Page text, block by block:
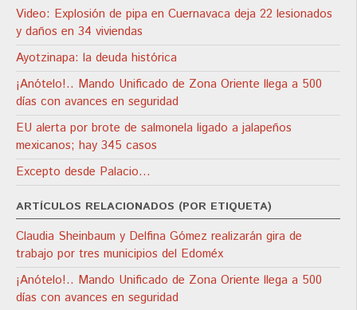
Video: Explosión de pipa en Cuernavaca deja 22 lesionados
y daños en 34 viviendas
Ayotzinapa: la deuda histórica
¡Anótelo!.. Mando Unificado de Zona Oriente llega a 500
días con avances en seguridad
EU alerta por brote de salmonela ligado a jalapeños
mexicanos; hay 345 casos
Excepto desde Palacio…
ARTÍCULOS RELACIONADOS (POR ETIQUETA)
Claudia Sheinbaum y Delfina Gómez realizarán gira de
trabajo por tres municipios del Edoméx
¡Anótelo!.. Mando Unificado de Zona Oriente llega a 500
días con avances en seguridad